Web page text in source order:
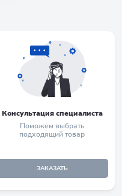
Консультация специалиста
Поможем выбрать
подходящий товар
ЗАКАЗАТЬ